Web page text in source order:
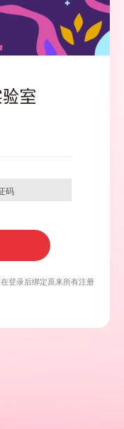
码
登录后绑定原来所有注册